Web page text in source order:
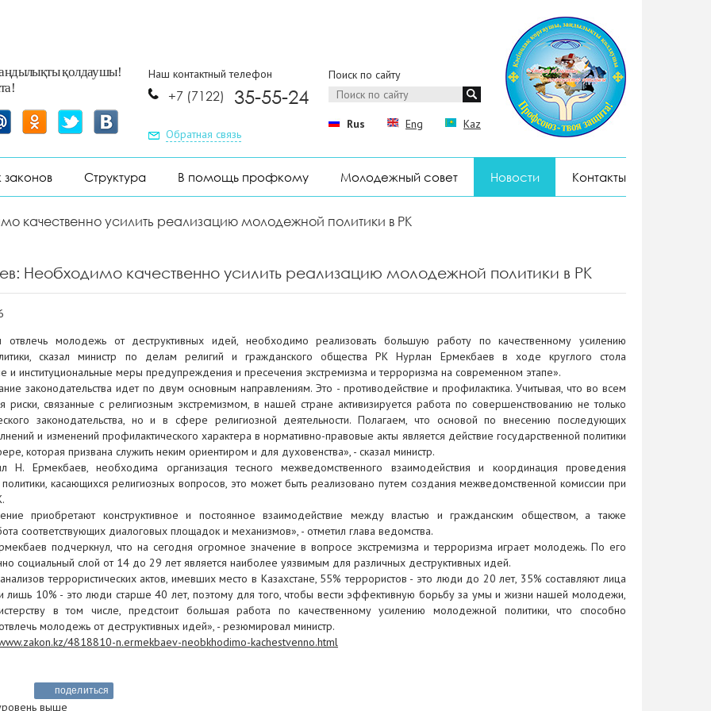
қолдаушы!
Наш контактный телефон
+7 (7122) 35-55-24
Обратная связь
Поиск по сайту
Rus Eng Kaz
Структура В помощь профкому Молодежный совет Новости Контакты
качественно усилить реализацию молодежной политики в РК
Необходимо качественно усилить реализацию молодежной политики в РК
отвлечь молодежь от деструктивных идей, необходимо реализовать большую работу по качественному усилению
сказал министр по делам религий и гражданского общества РК Нурлан Ермекбаев в ходе круглого стола
и институциональные меры предупреждения и пресечения экстремизма и терроризма на современном этапе».
законодательства идет по двум основным направлениям. Это - противодействие и профилактика. Учитывая, что во всем
риски, связанные с религиозным экстремизмом, в нашей стране активизируется работа по совершенствованию не только
законодательства, но и в сфере религиозной деятельности. Полагаем, что основой по внесению последующих
и изменений профилактического характера в нормативно-правовые акты является действие государственной политики
которая призвана служить неким ориентиром и для духовенства», - сказал министр.
Н. Ермекбаев, необходима организация тесного межведомственного взаимодействия и координация проведения
политики, касающихся религиозных вопросов, это может быть реализовано путем создания межведомственной комиссии при
приобретают конструктивное и постоянное взаимодействие между властью и гражданским обществом, а также
соответствующих диалоговых площадок и механизмов», - отметил глава ведомства.
подчеркнул, что на сегодня огромное значение в вопросе экстремизма и терроризма играет молодежь. По его
социальный слой от 14 до 29 лет является наиболее уязвимым для различных деструктивных идей.
террористических актов, имевших место в Казахстане, 55% террористов - это люди до 20 лет, 35% составляют лица
лишь 10% - это люди старше 40 лет, поэтому для того, чтобы вести эффективную борьбу за умы и жизни нашей молодежи,
в том числе, предстоит большая работа по качественному усилению молодежной политики, что способно
молодежь от деструктивных идей», - резюмировал министр.
4818810-n.ermekbaev-neobkhodimo-kachestvenno.html
поделиться
выше